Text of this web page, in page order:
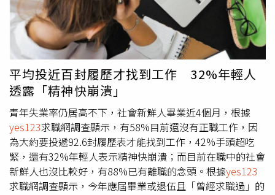
勤恐危及生命安全，可依法行使「退避權」，企業不得強迫
冒險上班。調查同時發現，多數民眾在颱風來襲前都會提前
採買食物、飲用水及防災物資；若真的放颱風假，最多人選
擇在家補眠，其次為上網、收看新聞、整理家務、與親友聊
天、閱讀或運動。調查結果也反映，對多數勞工而言，颱風
假不只是休息的一天，更涉及工作安全、薪資保障與勞動權
益，相關制度是否更完善，仍是社會關注焦點。
連相處機會都沒有，跟單身沒兩樣。除此之外，知名的求職
網站yes123也針對上班族擇偶取向調查，男性心中最理想
的伴侶職業為一般公務員，獲得37.1%票數；緊追其後是老
師或教授，有35.8%票數；金融專業人員則以34.6%票數位
居第3名。這份調查結果同樣發現，模特兒、空服員等給人
外表亮麗且高討論度的職業，在實際擇偶狀況中，反而沒有
穩定性高的職業受喜愛。
平均投近百封履歷才找到工作 32%年輕人
透露「精神快崩潰」
青年失業率仍居高不下，社會新鮮人畢業近4個月，根據
yes123求職網調查顯示，有58%目前還沒有正職工作，因
為大約要投遞92.6封履歷表才能找到工作，42%手頭超吃
緊，還有32%年輕人表示精神快崩潰；而目前在職中的社會
新鮮人也沒比較好，有88%已有離職的念頭。根據yes123
求職網調查顯示，今年應屆畢業或退伍且「曾經求職過」的